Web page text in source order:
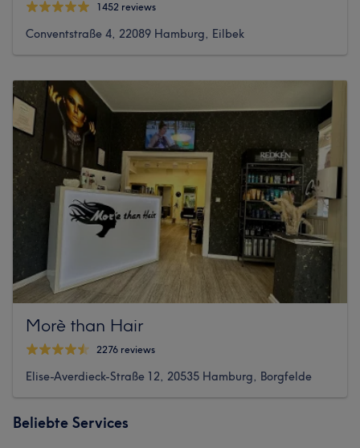
1452 reviews
Conventstraße 4, 22089 Hamburg, Eilbek
Morè than Hair
2276 reviews
Elise-Averdieck-Straße 12, 20535 Hamburg, Borgfelde
Beliebte Services